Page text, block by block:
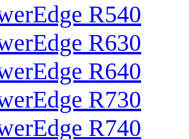
R540
R630
R640
R730
R740